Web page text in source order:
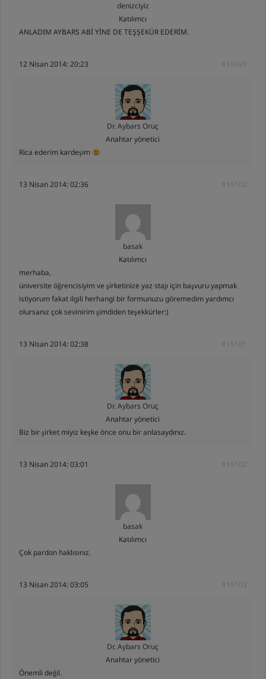
denizciyiz
Katılımcı
ANLADIM AYBARS ABİ YİNE DE TEŞŞEKÜR EDERİM.
12 Nisan 2014: 20:23 #15099
Dr. Aybars Oruç
Anahtar yönetici
Rica ederim kardeşim
13 Nisan 2014: 02:36 #15100
basak
Katılımcı
merhaba,
üniversite öğrencisiyim ve şirketinize yaz stajı için başvuru yapmak
istiyorum fakat ilgili herhangi bir formunuzu göremedim yardımcı
olursanız çok sevinirim şimdiden teşekkürler:)
13 Nisan 2014: 02:38 #15101
Dr. Aybars Oruç
Anahtar yönetici
Biz bir şirket miyiz keşke önce onu bir anlasaydınız.
13 Nisan 2014: 03:01 #15102
basak
Katılımcı
Çok pardon haklısınız.
13 Nisan 2014: 03:05 #15103
Dr. Aybars Oruç
Anahtar yönetici
Önemli değil.